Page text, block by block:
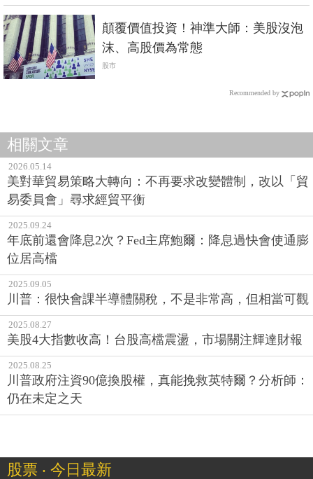
顛覆價值投資！神準大師：美股沒泡
沫、高股價為常態
股市
Recommended by
相關文章
2026.05.14
美對華貿易策略大轉向：不再要求改變體制，改以「貿
易委員會」尋求經貿平衡
2025.09.24
年底前還會降息2次？Fed主席鮑爾：降息過快會使通膨
位居高檔
2025.09.05
川普：很快會課半導體關稅，不是非常高，但相當可觀
2025.08.27
美股4大指數收高！台股高檔震盪，市場關注輝達財報
2025.08.25
川普政府注資90億換股權，真能挽救英特爾？分析師：
仍在未定之天
股票 ‧ 今日最新